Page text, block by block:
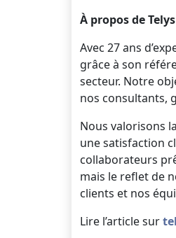
À propos de Telys
Avec 27 ans
grâce à son
secteur. Notre
nos consultants,
Nous valorisons
une satisfaction
collaborateurs
mais le reflet de
clients et nos
Lire l’article sur